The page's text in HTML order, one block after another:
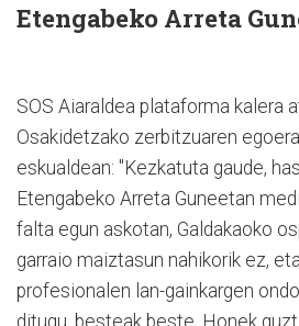
Etengabeko Arreta
SOS Aiaraldea plataforma kalera
Osakidetzako zerbitzuaren
eskualdean: "Kezkatuta gaude,
Etengabeko Arreta Guneetan
falta egun askotan, Galdakaoko
garraio maiztasun nahikorik ez,
profesionalen lan-gainkargen